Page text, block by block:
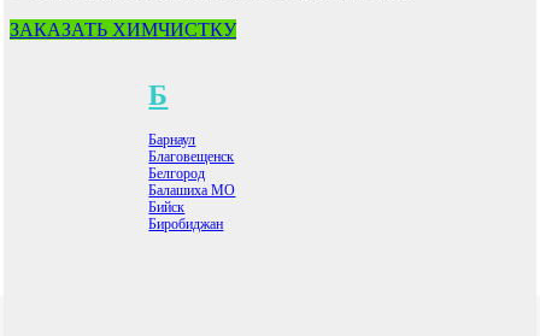
Б
Барнаул
Благовещенск
Белгород
Балашиха МО
Бийск
Биробиджан
ЗАКАЗАТЬ ХИМЧИСТКУ